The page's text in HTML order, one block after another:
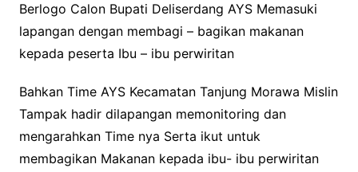
Berlogo Calon Bupati Deliserdang AYS Memasuki
lapangan dengan membagi – bagikan makanan
kepada peserta Ibu – ibu perwiritan
Bahkan Time AYS Kecamatan Tanjung Morawa Mislin
Tampak hadir dilapangan memonitoring dan
mengarahkan Time nya Serta ikut untuk
membagikan Makanan kepada ibu- ibu perwiritan